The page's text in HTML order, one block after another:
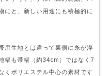
にと、新しい用途にも積極的に
用生地とは違って裏側に糸が浮
幅も帯幅（約34cm）ではなく7
くポリエステル中心の素材です